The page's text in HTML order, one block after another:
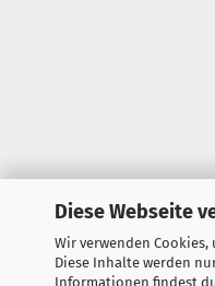
Diese Webseite
Wir verwenden
Diese Inhalte werden
Informationen findest